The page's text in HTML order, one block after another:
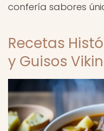
confería sabores
Recetas
y Guisos